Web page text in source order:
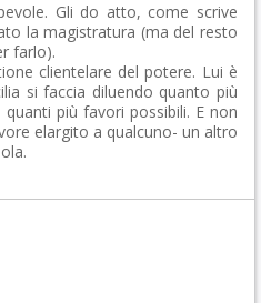
Gli do atto, come scrive
la magistratura (ma del resto
farlo).
clientelare del potere. Lui è
si faccia diluendo quanto più
più favori possibili. E non
elargito a qualcuno- un altro